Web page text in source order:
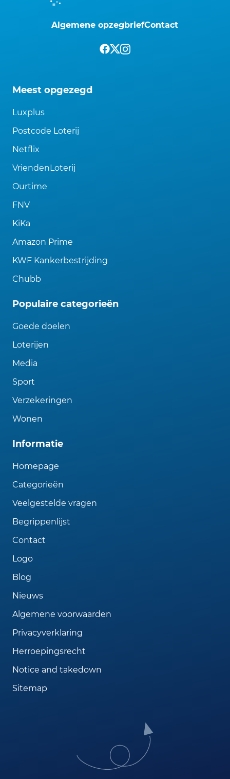
Algemene opzegbriefContact
Meest opgezegd
Luxplus
Postcode Loterij
Netflix
VriendenLoterij
Ourtime
FNV
KiKa
Amazon Prime
KWF Kankerbestrijding
Chubb
Populaire categorieën
Goede doelen
Loterijen
Media
Sport
Verzekeringen
Wonen
Informatie
Homepage
Categorieën
Veelgestelde vragen
Begrippenlijst
Contact
Logo
Blog
Nieuws
Algemene voorwaarden
Privacyverklaring
Herroepingsrecht
Notice and takedown
Sitemap